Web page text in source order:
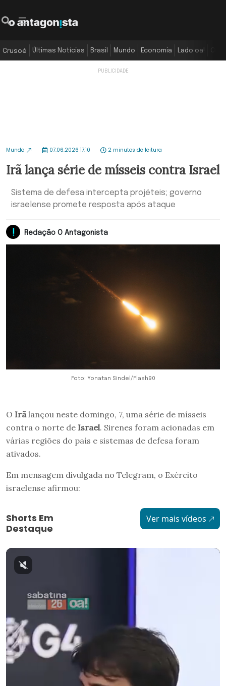
Crusoé Últimas Notícias Brasil Mundo Economia Lado oa!
Mundo 07.06.2026 17:10 2 minutos de leitura
Irã lança série de mísseis contra Israel
Sistema de defesa intercepta projéteis; governo
israelense promete resposta após ataque
Redação O Antagonista
Foto: Yonatan Sindel/Flash90
O Irã lançou neste domingo, 7, uma série de mísseis
contra o norte de Israel. Sirenes foram acionadas em
várias regiões do país e sistemas de defesa foram
ativados.
Em mensagem divulgada no Telegram, o Exército
israelense afirmou:
Shorts Em
Destaque
Ver mais vídeos